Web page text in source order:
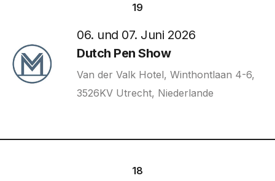
19
06. und 07. Juni 2026
Dutch Pen Show
Van der Valk Hotel, Winthontlaan 4-6,
3526KV Utrecht, Niederlande
18